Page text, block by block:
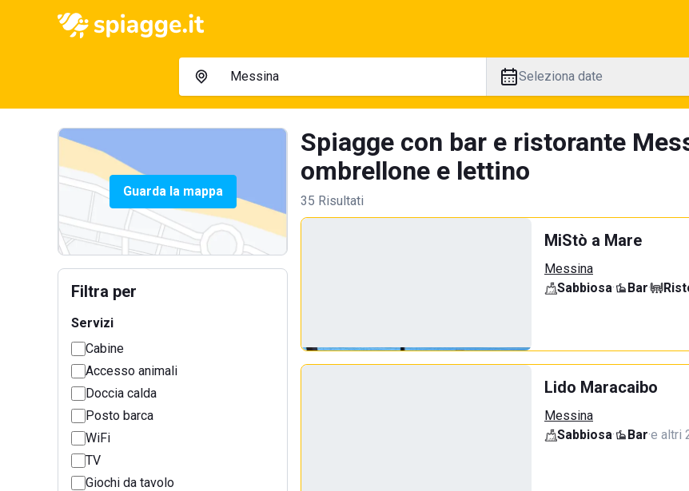
Seleziona date
Guarda la mappa
Filtra per
Servizi
Cabine
Accesso animali
Doccia calda
Posto barca
WiFi
TV
Giochi da tavolo
Spiagge con bar e ristorante
ombrellone e lettino
35 Risultati
MiStò a Mare
Messina
Sabbiosa· Bar·
Lido Maracaibo
Messina
Sabbiosa· Bar·e altri